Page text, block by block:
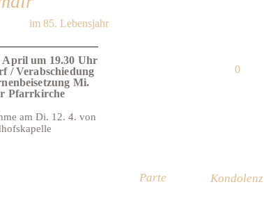
im 85. Lebensjahr
April um 19.30 Uhr
/ Verabschiedung
Mi.
Pfarrkirche
am Di. 12. 4. von
Parte Kondolenz
0